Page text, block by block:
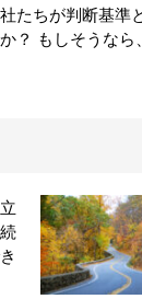
たちが判断基準
？ もしそうなら